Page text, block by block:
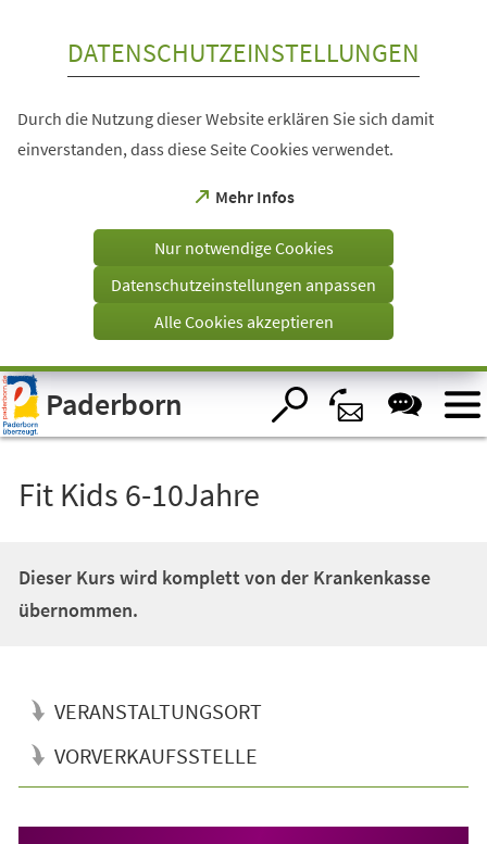
Visuelle
Assistenzsoftware
öffnen.
DATENSCHUTZEINSTELLUNGEN
Durch die Nutzung dieser Website erklären Sie sich damit
einverstanden, dass diese Seite Cookies verwendet.
Mehr Infos
(Öffnet
einem
Tab)
Nur notwendige Cookies
Datenschutzeinstellungen anpassen
Alle Cookies akzeptieren
Paderborn
Fit Kids 6-10Jahre
Dieser Kurs wird komplett von der Krankenkasse
übernommen.
VERANSTALTUNGSORT
VORVERKAUFSSTELLE